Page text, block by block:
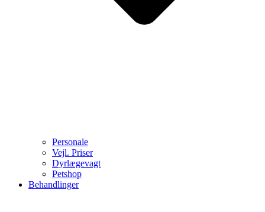
Personale
Vejl. Priser
Dyrlægevagt
Petshop
Behandlinger